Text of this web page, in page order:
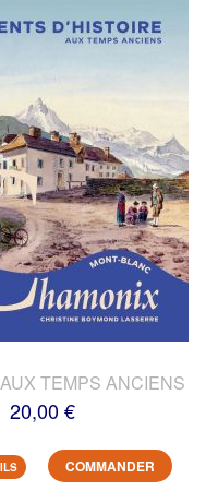
TEMPS ANCIENS
20,00 €
COMMANDER